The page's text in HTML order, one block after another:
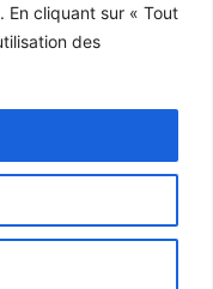
En cliquant sur « Tout
des
veuillez contacter le